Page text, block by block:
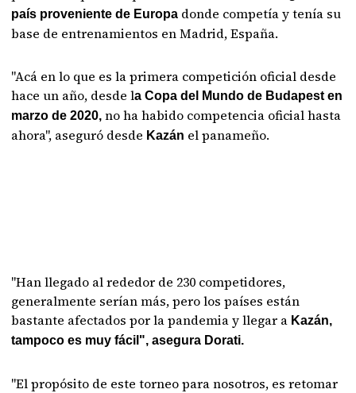
país proveniente de Europa donde competía y tenía su
base de entrenamientos en Madrid, España.
"Acá en lo que es la primera competición oficial desde
hace un año, desde la Copa del Mundo de Budapest en
marzo de 2020,no ha habido competencia oficial hasta
ahora", aseguró desde Kazán el panameño.
"Han llegado al rededor de 230 competidores,
generalmente serían más, pero los países están
bastante afectados por la pandemia y llegar a Kazán,
tampoco es muy fácil", asegura Dorati.
"El propósito de este torneo para nosotros, es retomar